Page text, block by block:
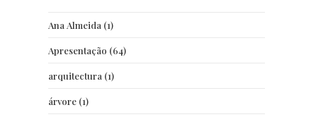
Ana Almeida (1)
Apresentação (64)
arquitectura (1)
árvore (1)